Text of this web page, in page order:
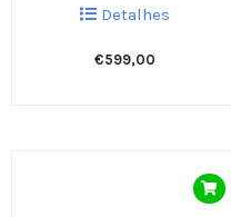
Detalhes
€599,00